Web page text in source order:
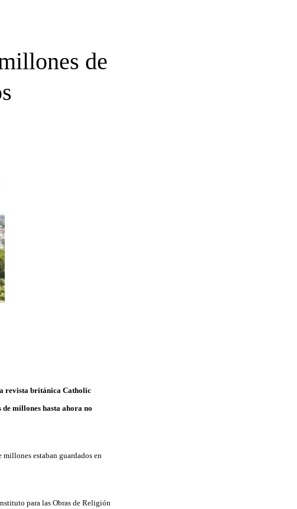
de
revista británica Catholic
millones hasta ahora no
estaban guardados en
para las Obras de Religión